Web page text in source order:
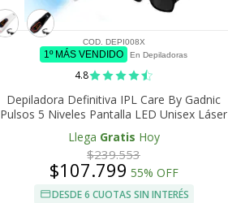
COD. DEPI008X
1º MÁS VENDIDO En Depiladoras
4.8
Depiladora Definitiva IPL Care By Gadnic
Pulsos 5 Niveles Pantalla LED Unisex Láser
Llega Gratis Hoy
$239.553
$107.799 55% OFF
DESDE 6 CUOTAS SIN INTERÉS